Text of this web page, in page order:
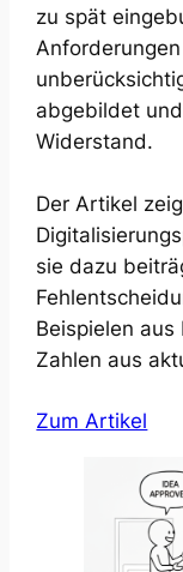
zu spät
abgebildet
Widerstand.
Der Artikel
sie dazu
Beispielen
Zahlen aus
Zum Artikel